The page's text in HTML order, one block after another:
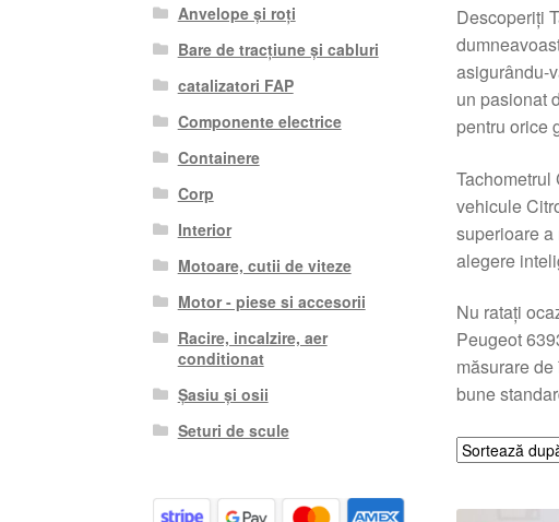
Descoperiți
asigurându-
un pasionat
pentru orice
vehicule
superioare
alegere
Nu ratați
Peugeot
măsurare
bune
Anvelope și roți
Bare de tracțiune și cabluri
catalizatori FAP
Componente electrice
Containere
Corp
Interior
Motoare, cutii de viteze
Motor - piese si accesorii
Racire, incalzire, aer
conditionat
Șasiu și osii
Seturi de scule